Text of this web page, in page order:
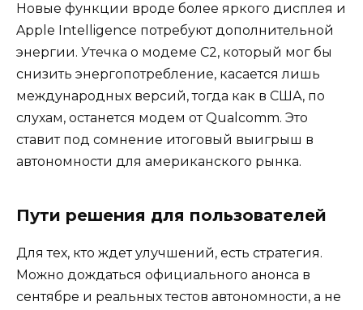
Новые функции вроде более яркого дисплея и
Apple Intelligence потребуют дополнительной
энергии. Утечка о модеме C2, который мог бы
снизить энергопотребление, касается лишь
международных версий, тогда как в США, по
слухам, останется модем от Qualcomm. Это
ставит под сомнение итоговый выигрыш в
автономности для американского рынка.
Пути решения для пользователей
Для тех, кто ждет улучшений, есть стратегия.
Можно дождаться официального анонса в
сентябре и реальных тестов автономности, а не